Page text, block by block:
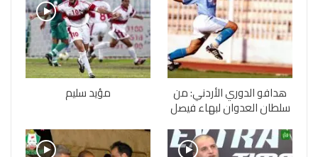
هدافو الدوري الأردني: من
سلطان العدوان لبهاء فيصل
مؤيد سليم